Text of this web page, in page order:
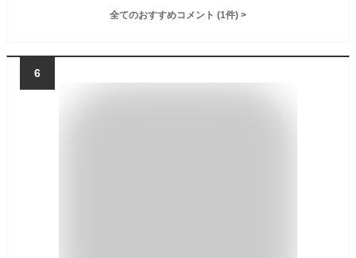
全てのおすすめコメント (1件) >
6